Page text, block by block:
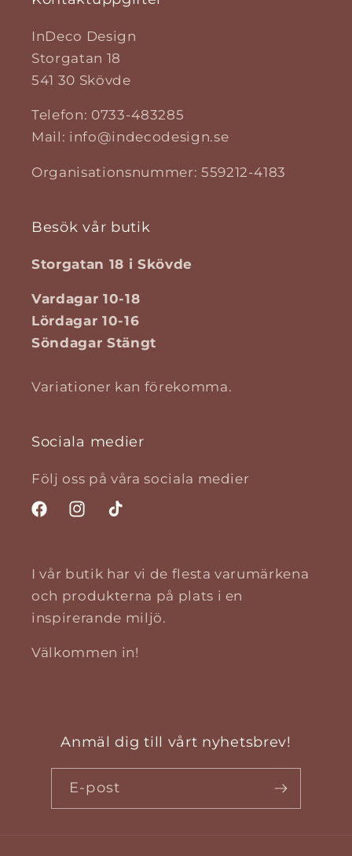
InDeco Design
Storgatan 18
541 30 Skövde
Telefon: 0733-483285
Mail: info@indecodesign.se
Organisationsnummer: 559212-4183
Besök vår butik
Storgatan 18 i Skövde
Vardagar 10-18
Lördagar 10-16
Söndagar Stängt
Variationer kan förekomma.
Sociala medier
Följ oss på våra sociala medier
FacebookInstagramTikTok
I vår butik har vi de flesta varumärkena
och produkterna på plats i en
inspirerande miljö.
Välkommen in!
Anmäl dig till vårt nyhetsbrev!
E-post